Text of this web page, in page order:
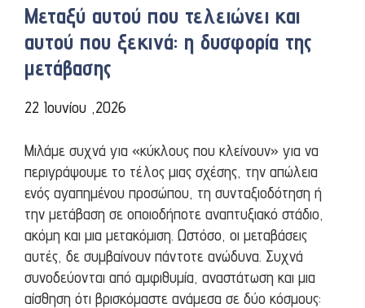
Μεταξύ αυτού που τελειώνει και
αυτού που ξεκινά: η δυσφορία της
μετάβασης
22 Ιουνίου ,2026
Mιλάμε συχνά για «κύκλους που κλείνουν» για να
περιγράψουμε το τέλος μιας σχέσης, την απώλεια
ενός αγαπημένου προσώπου, τη συνταξιοδότηση ή
την μετάβαση σε οποιοδήποτε αναπτυξιακό στάδιο,
ακόμη και μια μετακόμιση. Ωστόσο, οι μεταβάσεις
αυτές, δε συμβαίνουν πάντοτε ανώδυνα. Συχνά
συνοδεύονται από αμφιθυμία, αναστάτωση και μια
αίσθηση ότι βρισκόμαστε ανάμεσα σε δύο κόσμους: